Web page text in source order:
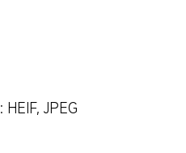
JPEG